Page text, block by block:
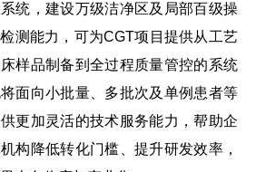
统，建设万级洁净区及局部百级操
测能力，可为CGT项目提供从工艺
样品制备到全过程质量管控的系统
面向小批量、多批次及单例患者等
更加灵活的技术服务能力，帮助企
构降低转化门槛、提升研发效率，